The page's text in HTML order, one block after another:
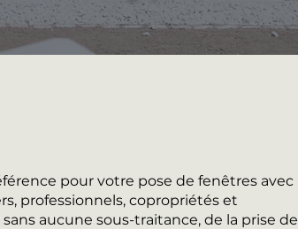
pour votre pose de fenêtres avec
professionnels, copropriétés et
aucune sous-traitance, de la prise de